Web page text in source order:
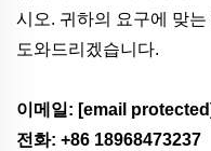
시오. 귀하의 요구에 맞
도와드리겠습니다.
이메일: [email
전화: +86 18968473237